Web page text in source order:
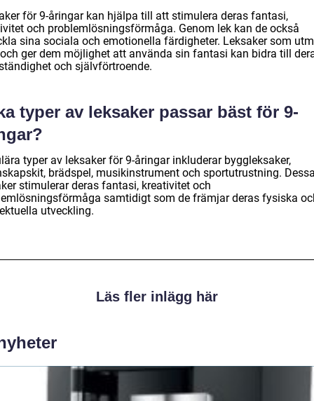
för 9-åringar kan hjälpa till att stimulera deras fantasi,
och problemlösningsförmåga. Genom lek kan de också
sina sociala och emotionella färdigheter. Leksaker som
ger dem möjlighet att använda sin fantasi kan bidra till
och självförtroende.
typer av leksaker passar bäst för 9-
typer av leksaker för 9-åringar inkluderar byggleksaker,
brädspel, musikinstrument och sportutrustning.
stimulerar deras fantasi, kreativitet och
samtidigt som de främjar deras fysiska
utveckling.
Läs fler inlägg här